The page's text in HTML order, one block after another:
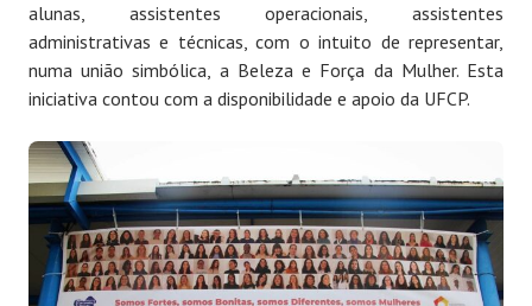
alunas, assistentes operacionais, assistentes
administrativas e técnicas, com o intuito de representar,
numa união simbólica, a Beleza e Força da Mulher. Esta
iniciativa contou com a disponibilidade e apoio da UFCP.